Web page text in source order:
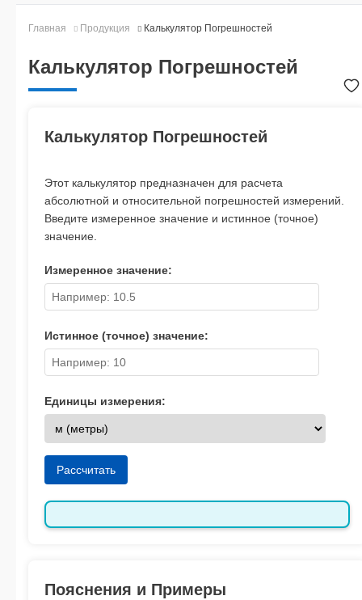
Главная Продукция Калькулятор Погрешностей
Калькулятор Погрешностей
Калькулятор Погрешностей
Этот калькулятор предназначен для расчета
абсолютной и относительной погрешностей измерений.
Введите измеренное значение и истинное (точное)
значение.
Измеренное значение:
Истинное (точное) значение:
Единицы измерения:
Рассчитать
Пояснения и Примеры